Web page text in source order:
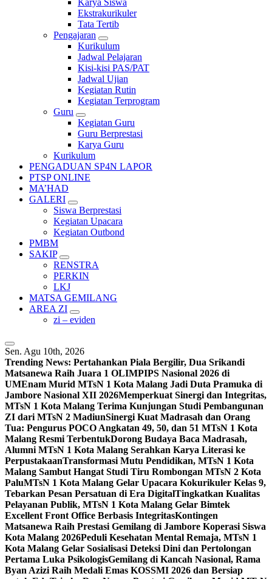
Karya Siswa
Ekstrakurikuler
Tata Tertib
Pengajaran
Kurikulum
Jadwal Pelajaran
Kisi-kisi PAS/PAT
Jadwal Ujian
Kegiatan Rutin
Kegiatan Terprogram
Guru
Kegiatan Guru
Guru Berprestasi
Karya Guru
Kurikulum
PENGADUAN SP4N LAPOR
PTSP ONLINE
MA’HAD
GALERI
Siswa Berprestasi
Kegiatan Upacara
Kegiatan Outbond
PMBM
SAKIP
RENSTRA
PERKIN
LKJ
MATSA GEMILANG
AREA ZI
zi – eviden
Sen. Agu 10th, 2026
Trending News: Pertahankan Piala Bergilir, Dua Srikandi
Matsanewa Raih Juara 1 OLIMPIPS Nasional 2026 di
UMEnam Murid MTsN 1 Kota Malang Jadi Duta Pramuka di
Jambore Nasional XII 2026Memperkuat Sinergi dan Integritas,
MTsN 1 Kota Malang Terima Kunjungan Studi Pembangunan
ZI dari MTsN 2 MadiunSinergi Kuat Madrasah dan Orang
Tua: Pengurus POCO Angkatan 49, 50, dan 51 MTsN 1 Kota
Malang Resmi TerbentukDorong Budaya Baca Madrasah,
Alumni MTsN 1 Kota Malang Serahkan Karya Literasi ke
PerpustakaanTransformasi Mutu Pendidikan, MTsN 1 Kota
Malang Sambut Hangat Studi Tiru Rombongan MTsN 2 Kota
PaluMTsN 1 Kota Malang Gelar Upacara Kokurikuler Kelas 9,
Tebarkan Pesan Persatuan di Era DigitalTingkatkan Kualitas
Pelayanan Publik, MTsN 1 Kota Malang Gelar Bimtek
Excellent Front Office Berbasis IntegritasKontingen
Matsanewa Raih Prestasi Gemilang di Jambore Koperasi Siswa
Kota Malang 2026Peduli Kesehatan Mental Remaja, MTsN 1
Kota Malang Gelar Sosialisasi Deteksi Dini dan Pertolongan
Pertama Luka PsikologisGemilang di Kancah Nasional, Rama
Byan Azizi Raih Medali Emas KOSSMI 2026 dan Bersiap